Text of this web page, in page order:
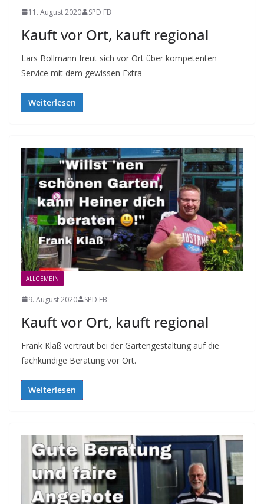
11. August 2020 SPD FB
Kauft vor Ort, kauft regional
Lars Bollmann freut sich vor Ort über kompetenten
Service mit dem gewissen Extra
Weiterlesen
ALLGEMEIN
9. August 2020 SPD FB
Kauft vor Ort, kauft regional
Frank Klaß vertraut bei der Gartengestaltung auf die
fachkundige Beratung vor Ort.
Weiterlesen